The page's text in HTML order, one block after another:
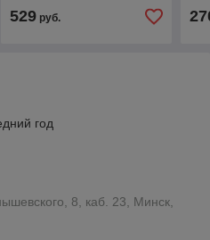
529руб.
год
8, каб. 23, Минск,